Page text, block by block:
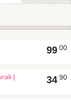
99 00
|
34 90